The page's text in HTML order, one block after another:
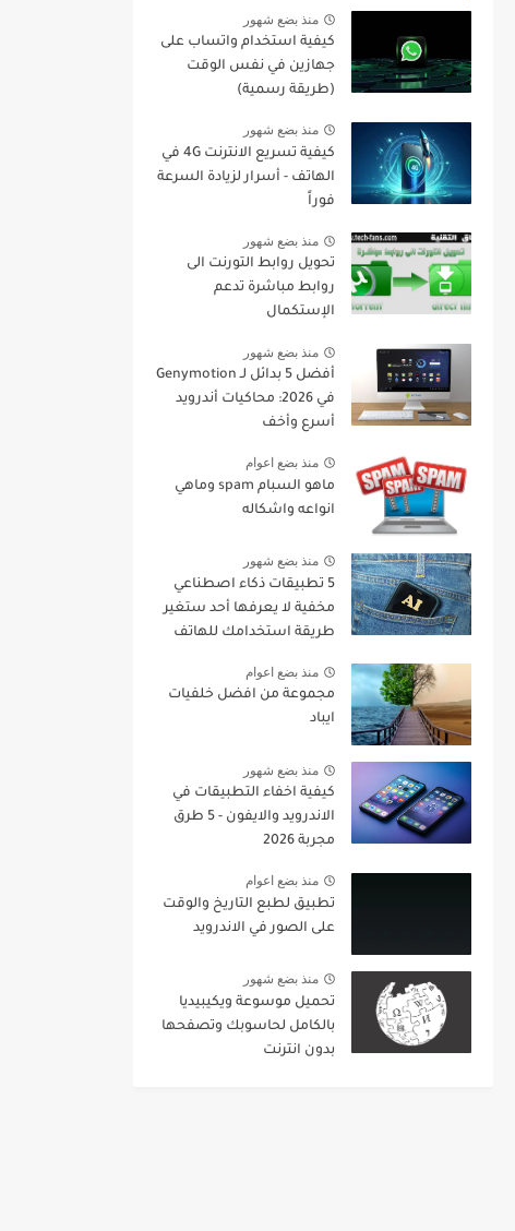
منذ بضع شهور
كيفية استخدام واتساب على
جهازين في نفس الوقت
(طريقة رسمية)
منذ بضع شهور
كيفية تسريع الانترنت 4G في
الهاتف - أسرار لزيادة السرعة
فوراً
منذ بضع شهور
تحويل روابط التورنت الى
روابط مباشرة تدعم
الإستكمال
منذ بضع شهور
أفضل 5 بدائل لـ Genymotion
في 2026: محاكيات أندرويد
أسرع وأخف
منذ بضع اعوام
ماهو السبام spam وماهي
انواعه واشكاله
منذ بضع شهور
5 تطبيقات ذكاء اصطناعي
مخفية لا يعرفها أحد ستغير
طريقة استخدامك للهاتف
منذ بضع اعوام
مجموعة من افضل خلفيات
ايباد
منذ بضع شهور
كيفية اخفاء التطبيقات في
الاندرويد والايفون - 5 طرق
مجربة 2026
منذ بضع اعوام
تطبيق لطبع التاريخ والوقت
على الصور في الاندرويد
منذ بضع شهور
تحميل موسوعة ويكيبيديا
بالكامل لحاسوبك وتصفحها
بدون انترنت